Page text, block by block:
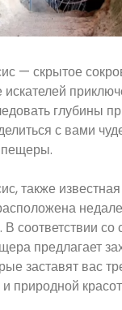
— скрытое
глубины
с вами
также
соответствии со
предлагает
заставят вас
природной